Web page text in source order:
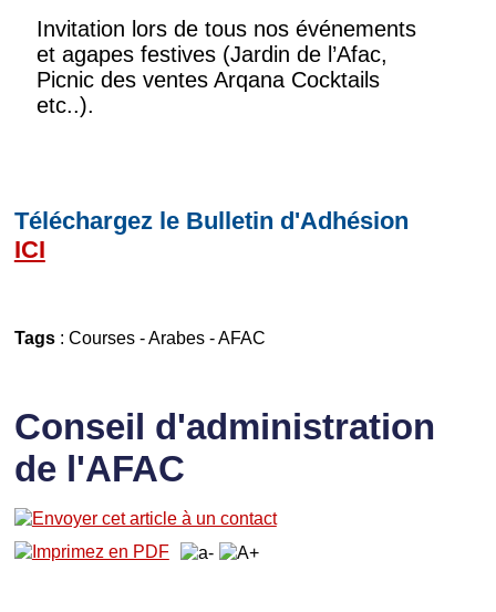
Invitation lors de tous nos événements
et agapes festives (Jardin de l’Afac,
Picnic des ventes Arqana Cocktails
etc..).
Téléchargez le Bulletin d'Adhésion
ICI
Tags: Courses-Arabes-AFAC
Conseil d'administration
de l'AFAC